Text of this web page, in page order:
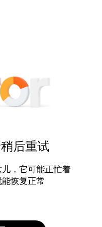
后重试
，它可能正忙着
恢复正常